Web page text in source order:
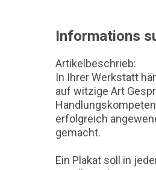
Informations
Artikelbeschrieb:
In Ihrer Werkstatt
auf witzige Art
erfolgreich
gemacht.
Ein Plakat soll in